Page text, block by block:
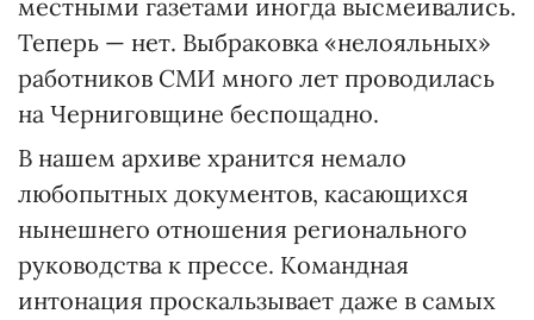
местными газетами иногда высмеивались.
Теперь — нет. Выбраковка «нелояльных»
работников СМИ много лет проводилась
на Черниговщине беспощадно.
В нашем архиве хранится немало
любопытных документов, касающихся
нынешнего отношения регионального
руководства к прессе. Командная
интонация проскальзывает даже в самых